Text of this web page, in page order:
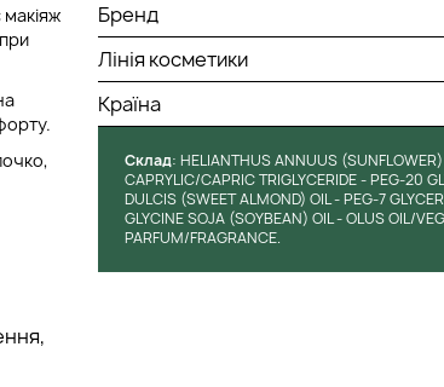
Бренд
Лінія косметики
Країна
Cклад: HELIANTHUS ANNUUS (SUNFLOWER)
CAPRYLIC/CAPRIC TRIGLYCERIDE - PEG-20
DULCIS (SWEET ALMOND) OIL - PEG-7
GLYCINE SOJA (SOYBEAN) OIL - OLUS OIL/
PARFUM/FRAGRANCE.